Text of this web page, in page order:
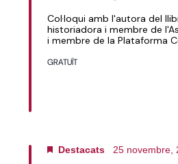
Col·loqui amb l'autora del
historiadora i membre de
i membre de la Plataforma
GRATUÏT
Destacats 25 novembre,